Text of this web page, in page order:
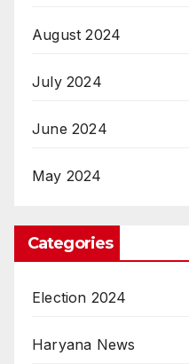
August 2024
July 2024
June 2024
May 2024
Categories
Election 2024
Haryana News